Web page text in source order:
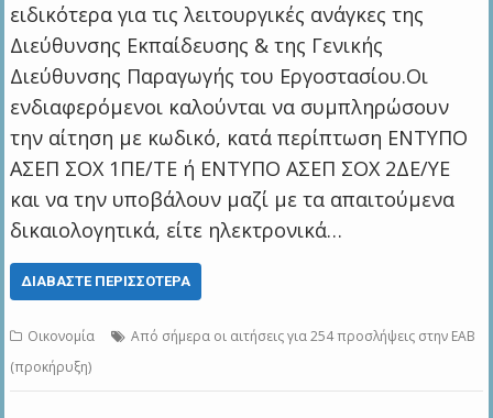
ειδικότερα για τις λειτουργικές ανάγκες της
Διεύθυνσης Εκπαίδευσης & της Γενικής
Διεύθυνσης Παραγωγής του Εργοστασίου.Οι
ενδιαφερόμενοι καλούνται να συμπληρώσουν
την αίτηση με κωδικό, κατά περίπτωση ΕΝΤΥΠΟ
ΑΣΕΠ ΣΟΧ 1ΠΕ/ΤΕ ή ΕΝΤΥΠΟ ΑΣΕΠ ΣΟΧ 2ΔΕ/ΥΕ
και να την υποβάλουν μαζί με τα απαιτούμενα
δικαιολογητικά, είτε ηλεκτρονικά…
ΔΙΑΒΆΣΤΕ ΠΕΡΙΣΣΌΤΕΡΑ
Οικονομία
Από σήμερα οι αιτήσεις για 254 προσλήψεις στην ΕΑΒ
(προκήρυξη)